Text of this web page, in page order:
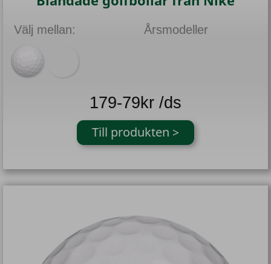
Välj mellan: Årsmodeller
179-79kr /ds
Till produkten >